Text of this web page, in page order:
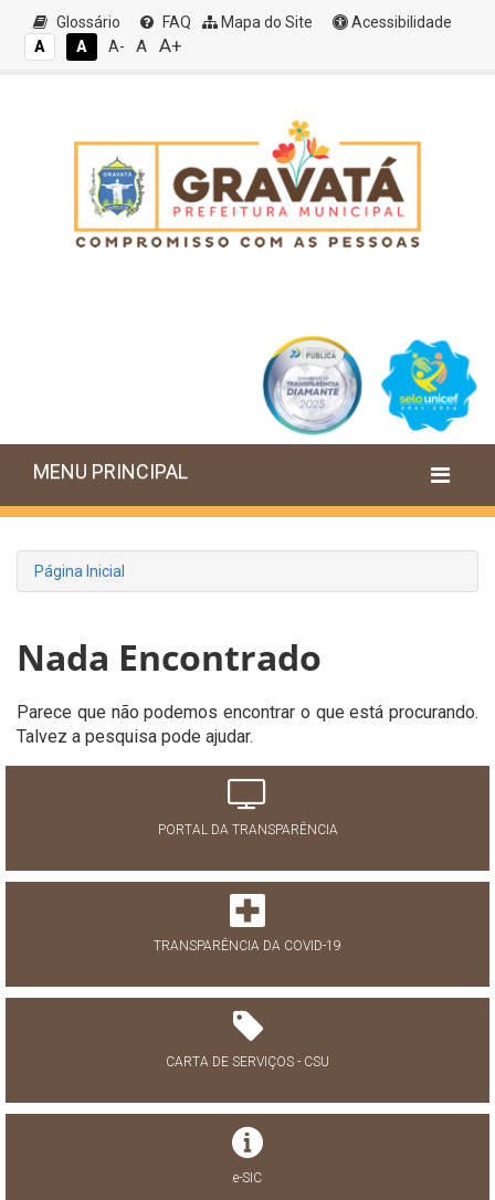
Glossário FAQ Mapa do Site
Acessibilidade
A
A A- A A+
MENU PRINCIPAL
Página Inicial
Nada Encontrado
Parece que não podemos encontrar o que está procurando.
Talvez a pesquisa pode ajudar.
PORTAL DA TRANSPARÊNCIA
TRANSPARÊNCIA DA COVID-19
CARTA DE SERVIÇOS - CSU
e-SIC